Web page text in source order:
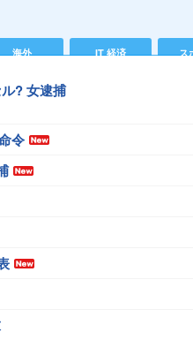
海外 IT 経済 ス
ル? 女逮捕
令